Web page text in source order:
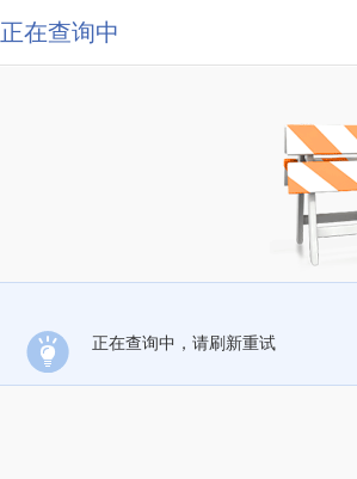
正在查询中
正在查询中，请刷新重试